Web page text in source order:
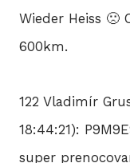
Wieder Heiss 🙁
600km.
122 Vladimír
18:44:21):
super